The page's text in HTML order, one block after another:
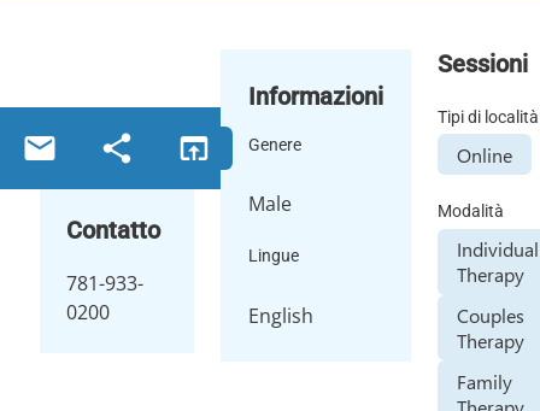
email share open_in_browser
Contatto
781-933-
0200
Informazioni
Genere
Male
Lingue
English
Sessioni
Tipi di località
Online
Modalità
Individual
Therapy
Couples
Therapy
Family